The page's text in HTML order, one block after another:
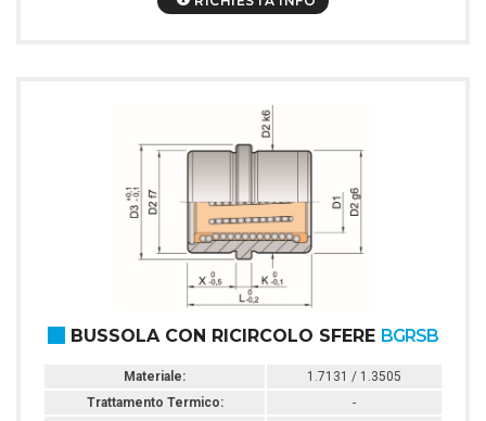
BUSSOLA CON RICIRCOLO SFERE BGRSB
Materiale:
1.7131 / 1.3505
Trattamento Termico:
-